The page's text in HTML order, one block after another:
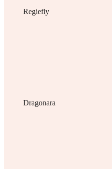
Regiefly
Dragonara